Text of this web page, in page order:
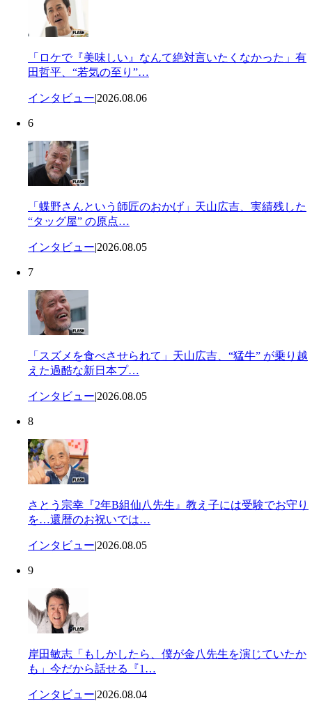
「ロケで『美味しい』なんて絶対言いたくなかった」有
田哲平、“若気の至り”…
インタビュー|2026.08.06
6
「蝶野さんという師匠のおかげ」天山広吉、実績残した
“タッグ屋” の原点…
インタビュー|2026.08.05
7
「スズメを食べさせられて」天山広吉、“猛牛” が乗り越
えた過酷な新日本プ…
インタビュー|2026.08.05
8
さとう宗幸『2年B組仙八先生』教え子には受験でお守り
を…還暦のお祝いでは…
インタビュー|2026.08.05
9
岸田敏志「もしかしたら、僕が金八先生を演じていたか
も」今だから話せる『1…
インタビュー|2026.08.04